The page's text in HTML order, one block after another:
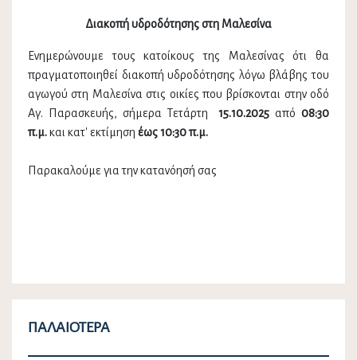
Διακοπή υδροδότησης στη Μαλεσίνα
Ενημερώνουμε τους κατοίκους της Μαλεσίνας ότι θα
πραγματοποιηθεί διακοπή υδροδότησης λόγω βλάβης του
αγωγού στη Μαλεσίνα στις οικίες που βρίσκονται στην οδό
Αγ. Παρασκευής, σήμερα Τετάρτη
15.10.2025από 08:30
π.μ.και κατ' εκτίμηση έως 10:30 π.μ.
Παρακαλούμε για την κατανόησή σας
ΠΑΛΑΙΌΤΕΡΑ